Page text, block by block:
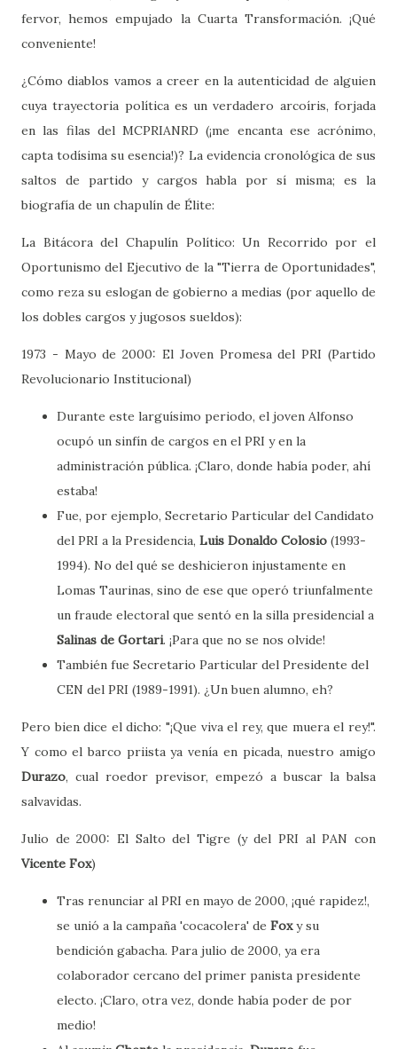
fervor, hemos empujado la Cuarta Transformación. ¡Qué
conveniente!
¿Cómo diablos vamos a creer en la autenticidad de alguien
cuya trayectoria política es un verdadero arcoíris, forjada
en las filas del MCPRIANRD (¡me encanta ese acrónimo,
capta todísima su esencia!)? La evidencia cronológica de sus
saltos de partido y cargos habla por sí misma; es la
biografía de un chapulín de Élite:
La Bitácora del Chapulín Político: Un Recorrido por el
Oportunismo del Ejecutivo de la "Tierra de Oportunidades",
como reza su eslogan de gobierno a medias (por aquello de
los dobles cargos y jugosos sueldos):
1973 - Mayo de 2000: El Joven Promesa del PRI (Partido
Revolucionario Institucional)
Durante este larguísimo periodo, el joven Alfonso
ocupó un sinfín de cargos en el PRI y en la
administración pública. ¡Claro, donde había poder, ahí
estaba!
Fue, por ejemplo, Secretario Particular del Candidato
del PRI a la Presidencia, Luis Donaldo Colosio (1993-
1994). No del qué se deshicieron injustamente en
Lomas Taurinas, sino de ese que operó triunfalmente
un fraude electoral que sentó en la silla presidencial a
Salinas de Gortari. ¡Para que no se nos olvide!
También fue Secretario Particular del Presidente del
CEN del PRI (1989-1991). ¿Un buen alumno, eh?
Pero bien dice el dicho: "¡Que viva el rey, que muera el rey!".
Y como el barco priista ya venía en picada, nuestro amigo
Durazo, cual roedor previsor, empezó a buscar la balsa
salvavidas.
Julio de 2000: El Salto del Tigre (y del PRI al PAN con
Vicente Fox)
Tras renunciar al PRI en mayo de 2000, ¡qué rapidez!,
se unió a la campaña 'cocacolera' de Foxy su
bendición gabacha. Para julio de 2000, ya era
colaborador cercano del primer panista presidente
electo. ¡Claro, otra vez, donde había poder de por
medio!